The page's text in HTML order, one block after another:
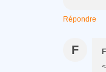
Répondre
F